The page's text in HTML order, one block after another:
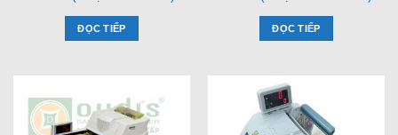
ĐỌC TIẾP ĐỌC TIẾP